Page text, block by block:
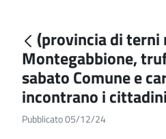
(provincia di terni
Montegabbione,
sabato Comune e
incontrano i cittadini
Pubblicato 05/12/24